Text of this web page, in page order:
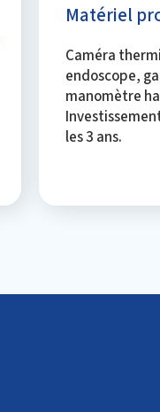
Matériel
Caméra
endoscope,
manomètre
les 3 ans.